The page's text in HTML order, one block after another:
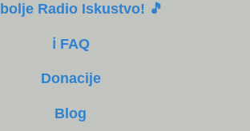
Radio Iskustvo! 🎵
ℹ️ FAQ
Donacije
Blog